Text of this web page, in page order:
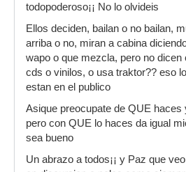
todopoderoso¡¡ No lo olvideis
Ellos deciden, bailan o no bailan,
arriba o no, miran a cabina
wapo o que mezcla, pero no dicen
cds o vinilos, o usa traktor?? eso
estan en el publico
Asique preocupate de QUE
pero con QUE lo haces da igual
sea bueno
Un abrazo a todos¡¡ y Paz que